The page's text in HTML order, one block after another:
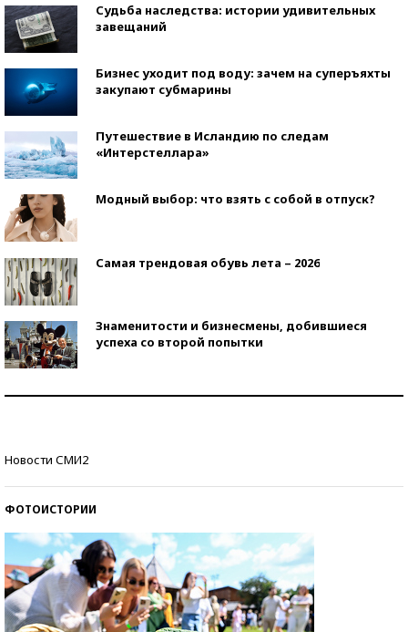
Судьба наследства: истории удивительных
завещаний
Бизнес уходит под воду: зачем на суперъяхты
закупают субмарины
Путешествие в Исландию по следам
«Интерстеллара»
Модный выбор: что взять с собой в отпуск?
Самая трендовая обувь лета – 2026
Знаменитости и бизнесмены, добившиеся
успеха со второй попытки
Новости СМИ2
ФОТОИСТОРИИ